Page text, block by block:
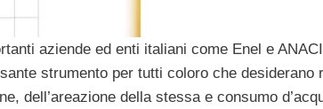
aziende ed enti italiani come Enel e
strumento per tutti coloro che desiderano
dell’areazione della stessa e consumo